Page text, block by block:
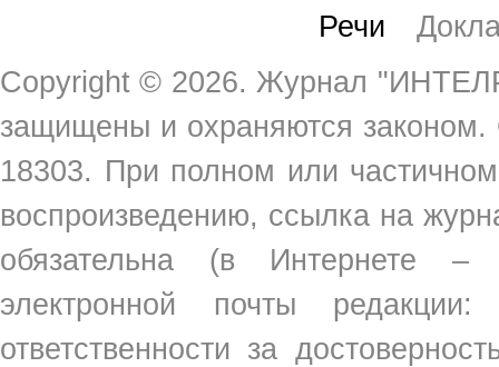
Речи
Copyright © 2026. Журнал
защищены и охраняются
18303. При полном или
воспроизведению, ссылка на
обязательна (в Интернете
электронной почты
ответственности за